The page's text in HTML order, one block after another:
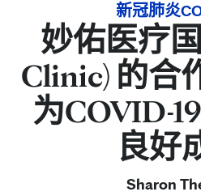
新冠肺炎
妙佑医疗
Clinic) 的合
为COVID-
良好
Sharon